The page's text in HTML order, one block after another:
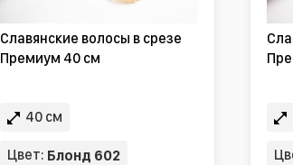
Славянские волосы в срезе
Премиум 40 см
40 см
Цвет: Блонд 602